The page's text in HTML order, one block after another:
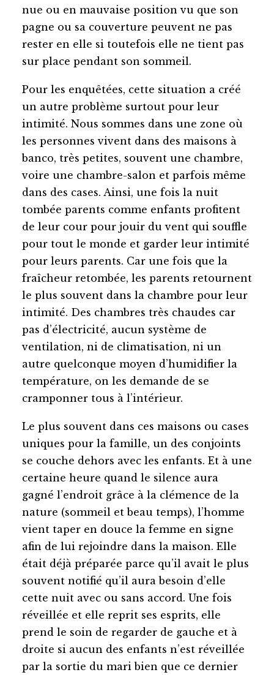
nue ou en mauvaise position vu que son
pagne ou sa couverture peuvent ne pas
rester en elle si toutefois elle ne tient pas
sur place pendant son sommeil.
Pour les enquêtées, cette situation a créé
un autre problème surtout pour leur
intimité. Nous sommes dans une zone où
les personnes vivent dans des maisons à
banco, très petites, souvent une chambre,
voire une chambre-salon et parfois même
dans des cases. Ainsi, une fois la nuit
tombée parents comme enfants profitent
de leur cour pour jouir du vent qui souffle
pour tout le monde et garder leur intimité
pour leurs parents. Car une fois que la
fraîcheur retombée, les parents retournent
le plus souvent dans la chambre pour leur
intimité. Des chambres très chaudes car
pas d’électricité, aucun système de
ventilation, ni de climatisation, ni un
autre quelconque moyen d’humidifier la
température, on les demande de se
cramponner tous à l’intérieur.
Le plus souvent dans ces maisons ou cases
uniques pour la famille, un des conjoints
se couche dehors avec les enfants. Et à une
certaine heure quand le silence aura
gagné l’endroit grâce à la clémence de la
nature (sommeil et beau temps), l’homme
vient taper en douce la femme en signe
afin de lui rejoindre dans la maison. Elle
était déjà préparée parce qu’il avait le plus
souvent notifié qu’il aura besoin d’elle
cette nuit avec ou sans accord. Une fois
réveillée et elle reprit ses esprits, elle
prend le soin de regarder de gauche et à
droite si aucun des enfants n’est réveillée
par la sortie du mari bien que ce dernier